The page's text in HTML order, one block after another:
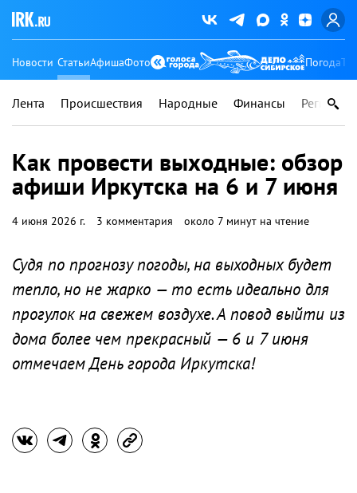
Новости СтатьиАфишаФото Погода
Лента Происшествия Народные Финансы Регионы
Как провести выходные: обзор
афиши Иркутска на 6 и 7 июня
4 июня 2026 г. 3 комментария около 7 минут на чтение
Судя по прогнозу погоды, на выходных будет
тепло, но не жарко — то есть идеально для
прогулок на свежем воздухе. А повод выйти из
дома более чем прекрасный — 6 и 7 июня
отмечаем День города Иркутска!